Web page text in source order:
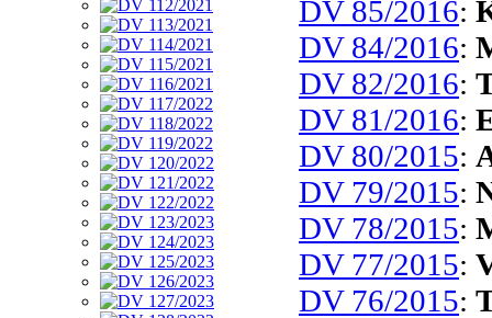
DV 85/2016:
DV 84/2016:
DV 82/2016:
DV 81/2016:
DV 80/2015:
DV 79/2015:
DV 78/2015:
DV 77/2015:
DV 76/2015: